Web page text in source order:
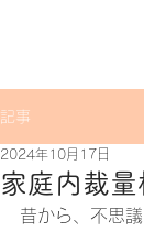
記事
家庭内裁
2024年10月17日
昔から、不思